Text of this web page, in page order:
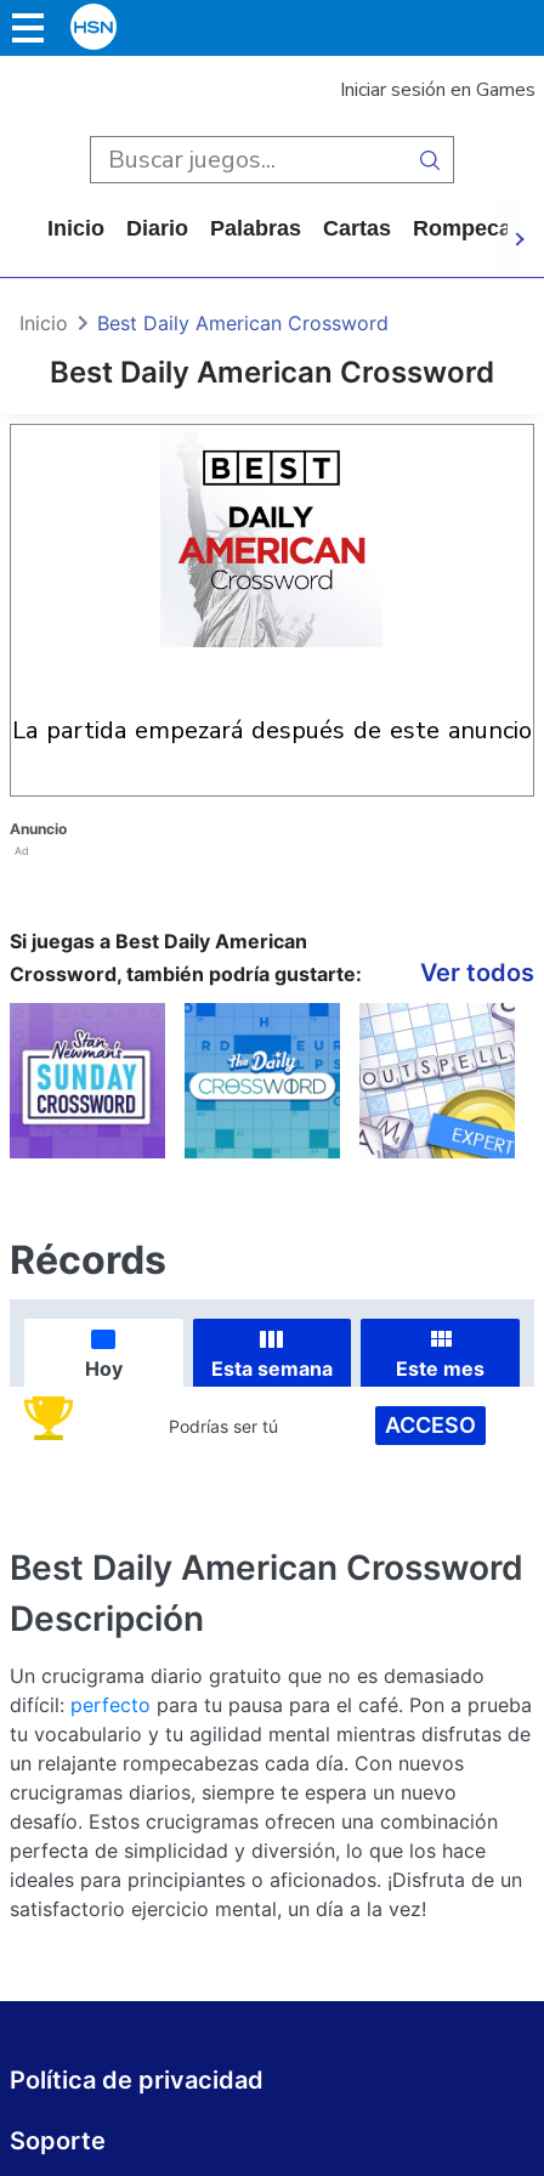
Iniciar sesión en Games
Inicio Diario Palabras Cartas
Best Daily American Crossword
Inicio Best Daily American Crossword
la partida empezará después de este anuncio
Anuncio
Ad
Si juegas a Best Daily American
Crossword, también podría gustarte:
Ver todos
Récords
Hoy Esta semana Este mes
Podrías ser tú ACCESO
Best Daily American Crossword
Descripción
Un crucigrama diario gratuito que no es demasiado
difícil: perfecto para tu pausa para el café. Pon a prueba
tu vocabulario y tu agilidad mental mientras disfrutas de
un relajante rompecabezas cada día. Con nuevos
crucigramas diarios, siempre te espera un nuevo
desafío. Estos crucigramas ofrecen una combinación
perfecta de simplicidad y diversión, lo que los hace
ideales para principiantes o aficionados. ¡Disfruta de un
satisfactorio ejercicio mental, un día a la vez!
Política de privacidad
Soporte